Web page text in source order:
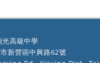
光高級中學
新營區中興路62號